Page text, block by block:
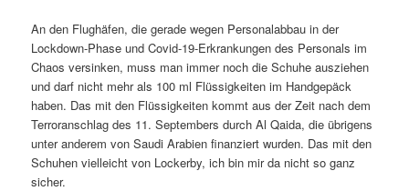
An den Flughäfen, die gerade wegen Personalabbau in der
Lockdown-Phase und Covid-19-Erkrankungen des Personals im
Chaos versinken, muss man immer noch die Schuhe ausziehen
und darf nicht mehr als 100 ml Flüssigkeiten im Handgepäck
haben. Das mit den Flüssigkeiten kommt aus der Zeit nach dem
Terroranschlag des 11. Septembers durch Al Qaida, die übrigens
unter anderem von Saudi Arabien finanziert wurden. Das mit den
Schuhen vielleicht von Lockerby, ich bin mir da nicht so ganz
sicher.